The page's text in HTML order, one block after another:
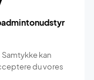
kan
du vores